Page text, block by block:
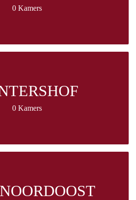
0 Kamers
0 Kamers